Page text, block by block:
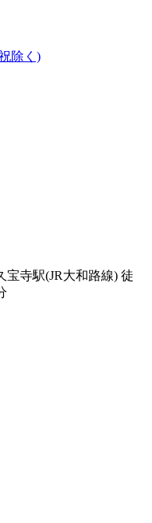
除く)
宝寺駅(JR大和路線) 徒